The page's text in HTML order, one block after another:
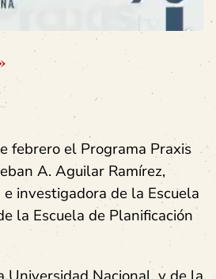
febrero el Programa Praxis
A. Aguilar Ramírez,
investigadora de la Escuela
la Escuela de Planificación